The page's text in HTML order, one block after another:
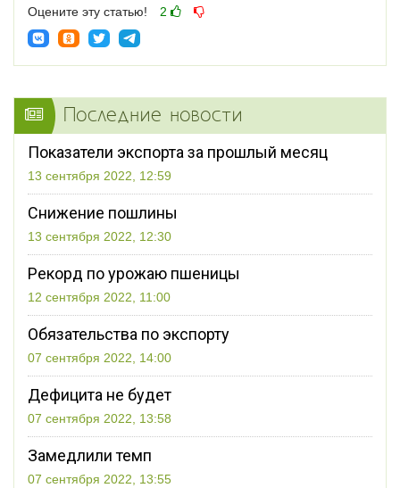
Оцените эту статью!
2
Последние новости
Показатели экспорта за прошлый месяц
13 сентября 2022, 12:59
Снижение пошлины
13 сентября 2022, 12:30
Рекорд по урожаю пшеницы
12 сентября 2022, 11:00
Обязательства по экспорту
07 сентября 2022, 14:00
Дефицита не будет
07 сентября 2022, 13:58
Замедлили темп
07 сентября 2022, 13:55